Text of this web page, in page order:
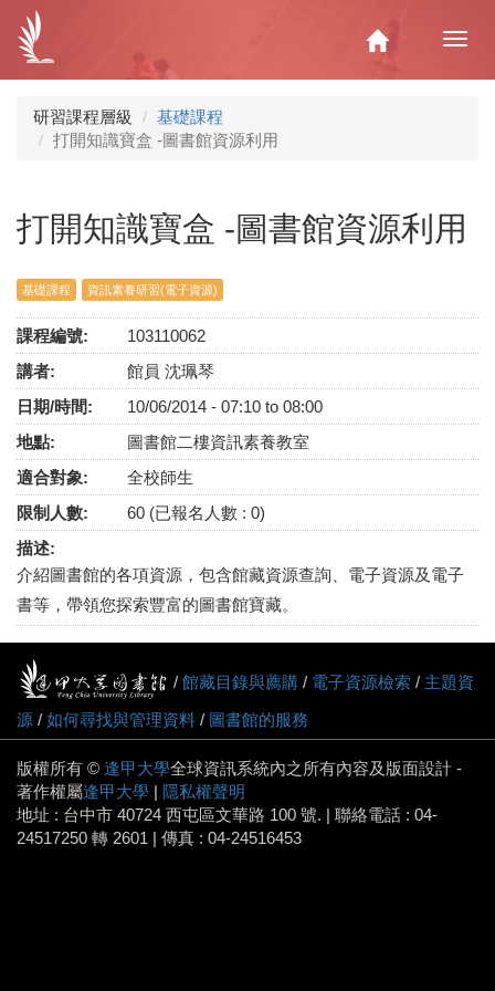
內
Home
研習課程層級
基礎課程
打開知識寶盒 -圖書館資源利用
打開知識寶盒 -圖書館資源利用
基礎課程 資訊素養研習(電子資源)
課程編號:
103110062
講者:
館員 沈珮琴
日期/時間:
10/06/2014 - 07:10 to 08:00
地點:
圖書館二樓資訊素養教室
適合對象:
全校師生
限制人數:
60 (已報名人數 : 0)
描述:
介紹圖書館的各項資源，包含館藏資源查詢、電子資源及電子
書等，帶領您探索豐富的圖書館寶藏。
/ 館藏目錄與薦購 / 電子資源檢索 / 主題資
源 / 如何尋找與管理資料 / 圖書館的服務
版權所有 © 逢甲大學全球資訊系統內之所有內容及版面設計 -
著作權屬逢甲大學 | 隱私權聲明
地址 : 台中市 40724 西屯區文華路 100 號. | 聯絡電話 : 04-
24517250 轉 2601 | 傳真 : 04-24516453